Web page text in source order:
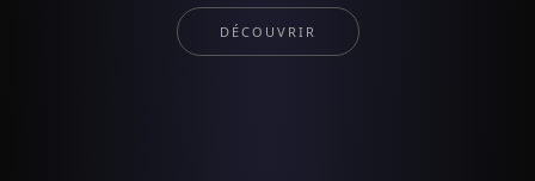
DÉCOUVRIR